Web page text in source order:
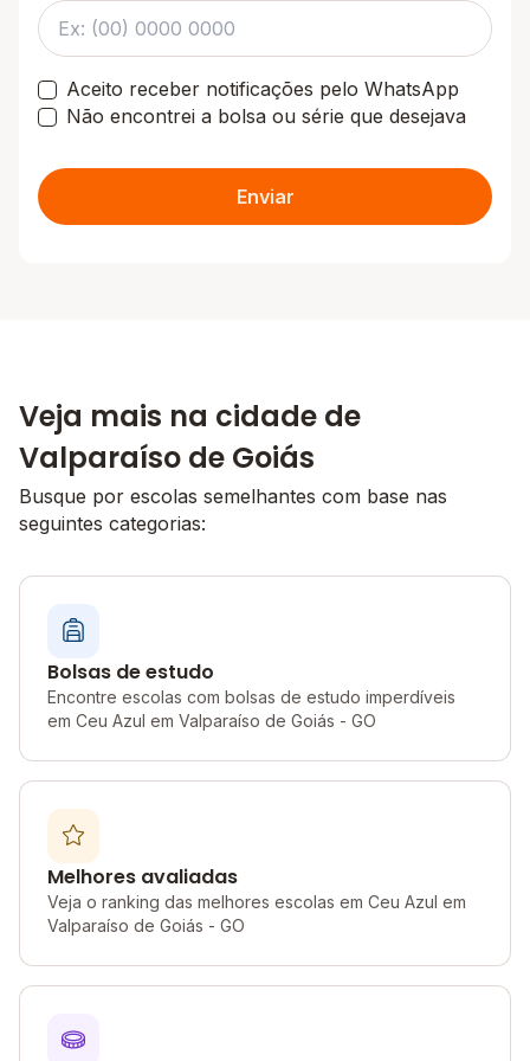
Aceito receber notificações pelo WhatsApp
Não encontrei a bolsa ou série que desejava
Enviar
Veja mais na cidade de
Valparaíso de Goiás
Busque por escolas semelhantes com base nas
seguintes categorias:
Bolsas de estudo
Encontre escolas com bolsas de estudo imperdíveis
em Ceu Azul em Valparaíso de Goiás - GO
Melhores avaliadas
Veja o ranking das melhores escolas em Ceu Azul em
Valparaíso de Goiás - GO